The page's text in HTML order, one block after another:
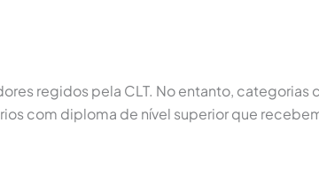
regidos pela CLT. No entanto,
com diploma de nível superior que